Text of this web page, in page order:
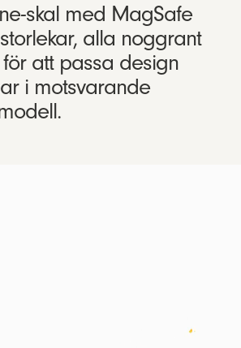
skal med MagSafe
alla noggrant
att passa design
i motsvarande